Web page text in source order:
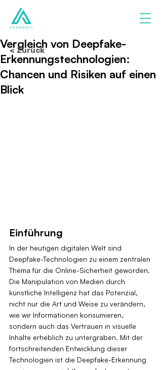
Vergleich von Deepfake-
Erkennungstechnologien:
Chancen und Risiken auf einen
Blick
Einführung
In der heutigen digitalen Welt sind
Deepfake-Technologien zu einem zentralen
Thema für die Online-Sicherheit geworden.
Die Manipulation von Medien durch
künstliche Intelligenz hat das Potenzial,
nicht nur die Art und Weise zu verändern,
wie wir Informationen konsumieren,
sondern auch das Vertrauen in visuelle
Inhalte erheblich zu untergraben. Mit der
fortschreitenden Entwicklung dieser
Technologien ist die Deepfake-Erkennung
< Zurück